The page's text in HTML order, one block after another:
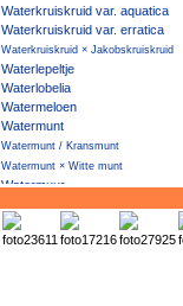
Waterkruiskruid var. aquatica
Waterkruiskruid var. erratica
Waterkruiskruid × Jakobskruiskruid
Waterlepeltje
Waterlobelia
Watermeloen
Watermunt
Watermunt / Kransmunt
Watermunt × Witte munt
Watermuur
Waterpeper
Waterpostelein